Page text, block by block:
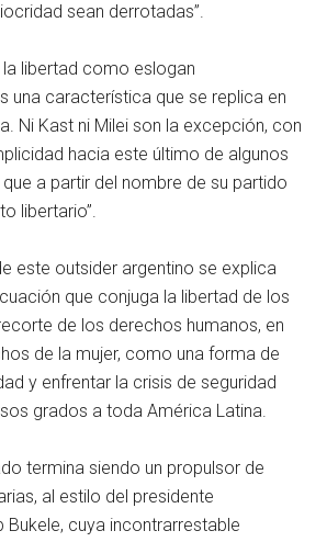
sean derrotadas”.
libertad como eslogan
una característica que se replica en
Ni Kast ni Milei son la excepción, con
hacia este último de algunos
a partir del nombre de su partido
libertario”.
este outsider argentino se explica
que conjuga la libertad de los
de los derechos humanos, en
de la mujer, como una forma de
y enfrentar la crisis de seguridad
grados a toda América Latina.
termina siendo un propulsor de
al estilo del presidente
Bukele, cuya incontrarrestable